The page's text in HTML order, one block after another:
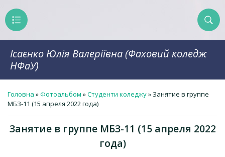
Ісаєнко Юлія Валеріївна (Фаховий коледж
НФаУ)
Головна »Фотоальбом »Студенти коледжу» Занятие в группе
МБЗ-11 (15 апреля 2022 года)
Занятие в группе МБЗ-11 (15 апреля 2022
года)